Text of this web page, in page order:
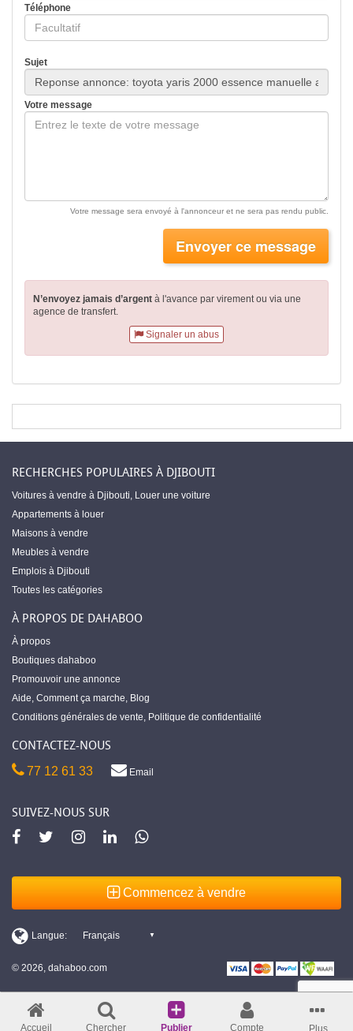
Téléphone
Sujet
Votre message
Votre message sera envoyé à l'annonceur et ne sera pas rendu public.
Envoyer ce message
N’envoyez jamais d’argent à l'avance par virementou via une
agence de transfert.
Signaler un abus
RECHERCHES POPULAIRES À DJIBOUTI
Voitures à vendre à Djibouti, Louer une voiture
Appartements à louer
Maisons à vendre
Meubles à vendre
Emplois à Djibouti
Toutes les catégories
À PROPOS DE DAHABOO
À propos
Boutiques dahaboo
Promouvoir une annonce
Aide, Comment ça marche, Blog
Conditions générales de vente, Politique de confidentialité
CONTACTEZ-NOUS
77 12 61 33 Email
SUIVEZ-NOUS SUR
Commencez à vendre
© 2026, dahaboo.com
Accueil Chercher Publier Compte Plus